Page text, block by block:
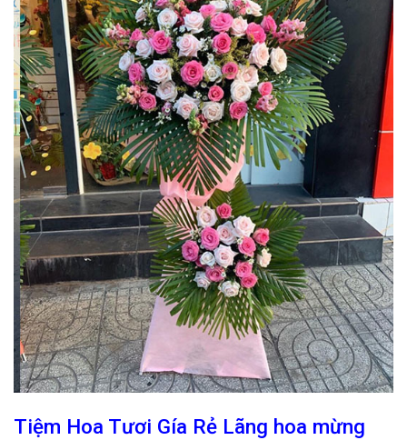
Tiệm Hoa Tươi Gía Rẻ Lãng hoa mừng